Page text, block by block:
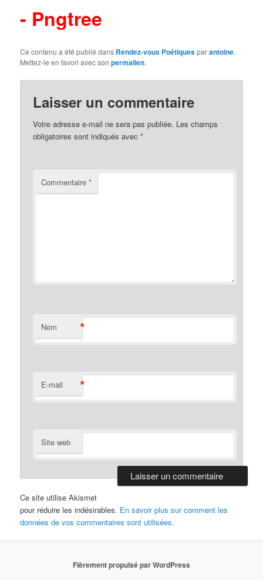
Ce contenu a été publié dans Rendez-vous Poétiquesparantoine.
Mettez-le en favori avec sonpermalien.
Laisser un commentaire
Votre adresse e-mail ne sera pas publiée. Les champs
obligatoires sont indiqués avec*
Commentaire*
Nom *
E-mail *
Site web
Ce site utilise Akismet
pour réduire les indésirables. En savoir plus sur comment les
données de vos commentaires sont utilisées.
Fièrement propulsé par WordPress